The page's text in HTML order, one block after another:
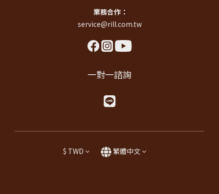
業務合作：
service@rill.com.tw
一對一諮詢
$ TWD 繁體中文